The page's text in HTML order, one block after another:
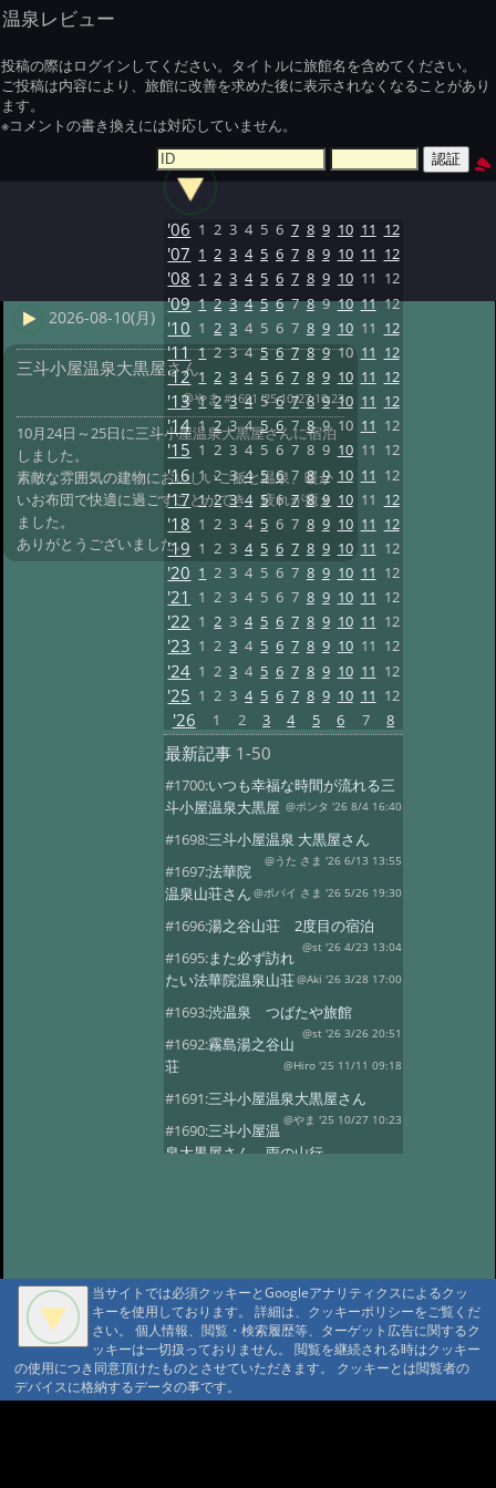
温泉レビュー
投稿の際はログインしてください。タイトルに旅館名を含めてください。
ご投稿は内容により、旅館に改善を求めた後に表示されなくなることがあり
ます。
※コメントの書き換えには対応していません。
2026-08-10(月)
三斗小屋温泉大黒屋さん
@やま#1691 '25 10/27 10:23
10月24日～25日に三斗小屋温泉大黒屋さんに宿泊
しました。
素敵な雰囲気の建物においしいご飯と温泉、暖か
いお布団で快適に過ごすことができ、疲れが癒え
ました。
ありがとうございました。
'06 1 2 3 4 5 6 7 8 9 10 11 12
'07 1 2 3 4 5 6 7 8 9 10 11 12
'08 1 2 3 4 5 6 7 8 9 10 11 12
'09 1 2 3 4 5 6 7 8 9 10 11 12
'10 1 2 3 4 5 6 7 8 9 10 11 12
'11 1 2 3 4 5 6 7 8 9 10 11 12
'12 1 2 3 4 5 6 7 8 9 10 11 12
'13 1 2 3 4 5 6 7 8 9 10 11 12
'14 1 2 3 4 5 6 7 8 9 10 11 12
'15 1 2 3 4 5 6 7 8 9 10 11 12
'16 1 2 3 4 5 6 7 8 9 10 11 12
'17 1 2 3 4 5 6 7 8 9 10 11 12
'18 1 2 3 4 5 6 7 8 9 10 11 12
'19 1 2 3 4 5 6 7 8 9 10 11 12
'20 1 2 3 4 5 6 7 8 9 10 11 12
'21 1 2 3 4 5 6 7 8 9 10 11 12
'22 1 2 3 4 5 6 7 8 9 10 11 12
'23 1 2 3 4 5 6 7 8 9 10 11 12
'24 1 2 3 4 5 6 7 8 9 10 11 12
'25 1 2 3 4 5 6 7 8 9 10 11 12
'26 1 2 3 4 5 6 7 8
最新記事 1-50
#1700:いつも幸福な時間が流れる三
斗小屋温泉大黒屋 @ポンタ '26 8/4 16:40
#1698:三斗小屋温泉 大黒屋さん
@うた さま '26 6/13 13:55
#1697:法華院
温泉山荘さん @ポパイ さま '26 5/26 19:30
#1696:湯之谷山荘 2度目の宿泊
@st '26 4/23 13:04
#1695:また必ず訪れ
たい法華院温泉山荘@Aki '26 3/28 17:00
#1693:渋温泉 つばたや旅館
@st '26 3/26 20:51
#1692:霧島湯之谷山
荘
@Hiro '25 11/11 09:18
#1691:三斗小屋温泉大黒屋さん
@やま '25 10/27 10:23
#1690:三斗小屋温
泉大黒屋さん 雨の山行
#1686:何度でも行きたい宿 三斗小屋
温泉大黒屋
@府中のぼる '25 10/17 08:55
#1685:最高のお風呂 三斗小屋温泉大
黒屋
@Naotan '25 10/12 09:11
#1684:お湯良し、ご飯良し、人良し
当サイトでは必須クッキーとGoogleアナリティクスによるクッ
キーを使用しております。 詳細は、クッキーポリシーをご覧くだ
さい。 個人情報、閲覧・検索履歴等、ターゲット広告に関するク
ッキーは一切扱っておりません。 閲覧を継続される時はクッキー
の使用につき同意頂けたものとさせていただきます。 クッキーとは閲覧者の
デバイスに格納するデータの事です。